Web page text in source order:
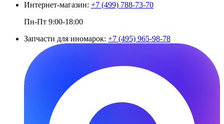
Интернет-магазин: +7 (499) 788-73-70
Пн-Пт 9:00-18:00
Запчасти для иномарок: +7 (495) 965-98-78